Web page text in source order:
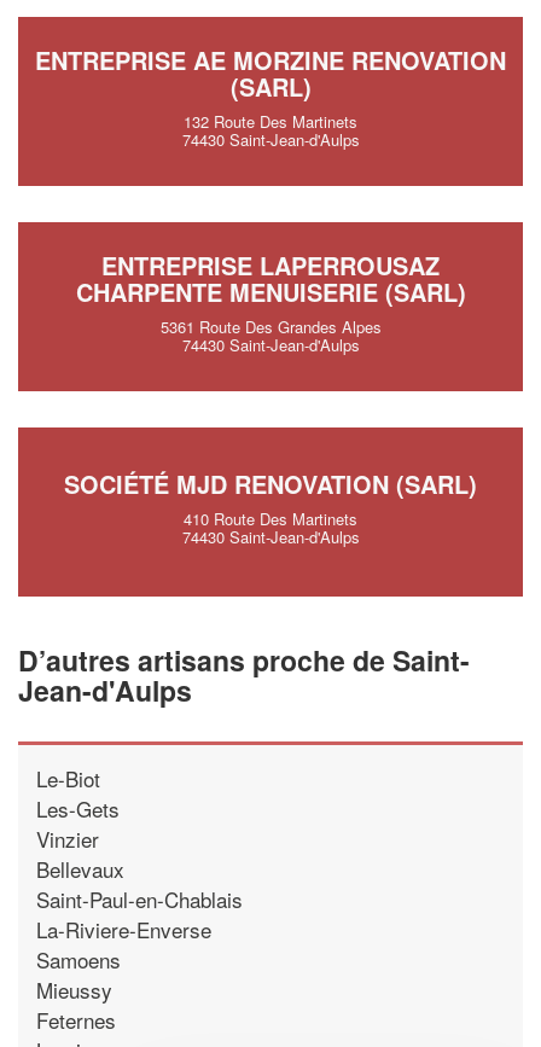
ENTREPRISE AE MORZINE RENOVATION
(SARL)
132 Route Des Martinets
74430 Saint-Jean-d'Aulps
ENTREPRISE LAPERROUSAZ
CHARPENTE MENUISERIE (SARL)
5361 Route Des Grandes Alpes
74430 Saint-Jean-d'Aulps
SOCIÉTÉ MJD RENOVATION (SARL)
410 Route Des Martinets
74430 Saint-Jean-d'Aulps
D’autres artisans proche de Saint-
Jean-d'Aulps
Le-Biot
Les-Gets
Vinzier
Bellevaux
Saint-Paul-en-Chablais
La-Riviere-Enverse
Samoens
Mieussy
Feternes